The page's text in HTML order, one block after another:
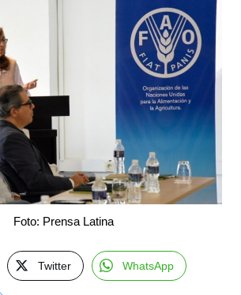
Foto: Prensa Latina
Twitter WhatsApp